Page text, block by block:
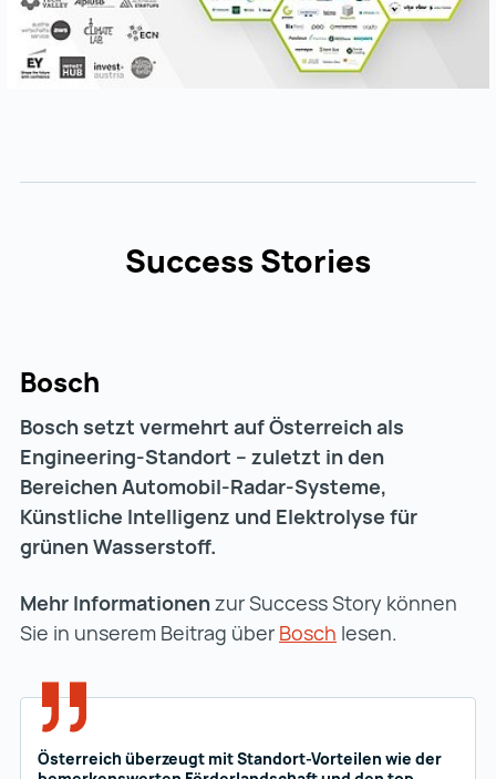
Success Stories
Bosch
Bosch setzt vermehrt auf Österreich als
Engineering-Standort – zuletzt in den
Bereichen Automobil-Radar-Systeme,
Künstliche Intelligenz und Elektrolyse für
grünen Wasserstoff.
Mehr Informationenzur Success Story können
Sie in unserem Beitrag über Bosch Bosch (wird in
lesen.
Österreich überzeugt mit Standort-Vorteilen wie der